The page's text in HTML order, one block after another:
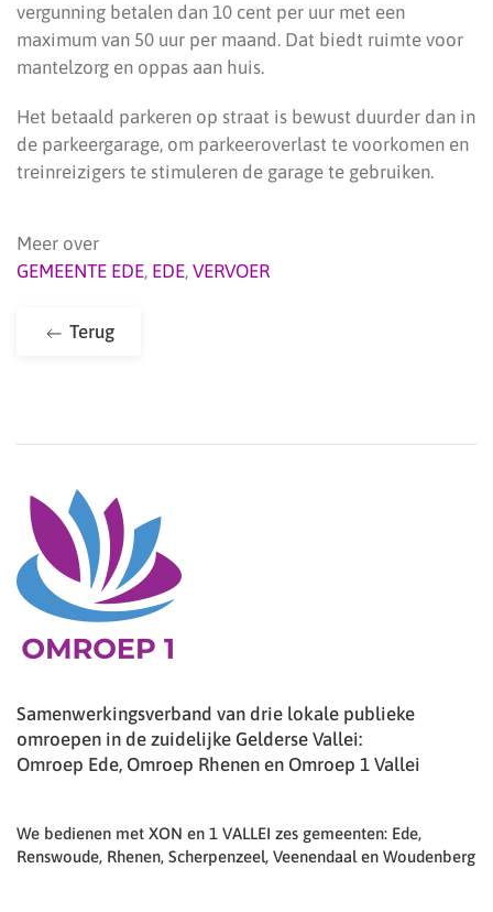
vergunning betalen dan 10 cent per uur met een
maximum van 50 uur per maand. Dat biedt ruimte voor
mantelzorg en oppas aan huis.
Het betaald parkeren op straat is bewust duurder dan in
de parkeergarage, om parkeeroverlast te voorkomen en
treinreizigers te stimuleren de garage te gebruiken.
Meer over
GEMEENTE EDE, EDE, VERVOER
Terug
Samenwerkingsverband van drie lokale publieke
omroepen in de zuidelijke Gelderse Vallei:
Omroep Ede, Omroep Rhenen en Omroep 1 Vallei
We bedienen met XON en 1 VALLEI zes gemeenten: Ede,
Renswoude, Rhenen, Scherpenzeel, Veenendaal en Woudenberg